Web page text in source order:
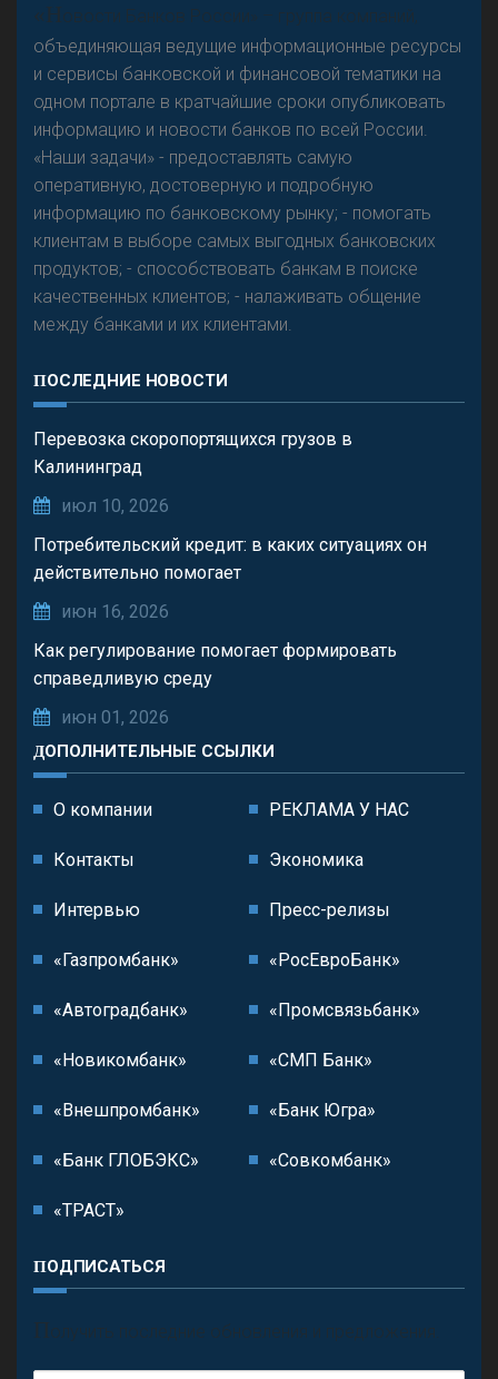
«Н
овости Банков России» – группа компаний,
объединяющая ведущие информационные ресурсы
и сервисы банковской и финансовой тематики на
одном портале в кратчайшие сроки опубликовать
информацию и новости банков по всей России.
«Наши задачи» - предоставлять самую
оперативную, достоверную и подробную
информацию по банковскому рынку; - помогать
клиентам в выборе самых выгодных банковских
продуктов; - способствовать банкам в поиске
качественных клиентов; - налаживать общение
между банками и их клиентами.
ПОСЛЕДНИЕ НОВОСТИ
Перевозка скоропортящихся грузов в
Калининград
июл 10, 2026
Потребительский кредит: в каких ситуациях он
действительно помогает
июн 16, 2026
Как регулирование помогает формировать
справедливую среду
июн 01, 2026
ДОПОЛНИТЕЛЬНЫЕ ССЫЛКИ
О компании РЕКЛАМА У НАС
Контакты Экономика
Интервью Пресс-релизы
«Газпромбанк» «РосЕвроБанк»
«Автоградбанк» «Промсвязьбанк»
«Новикомбанк» «СМП Банк»
«Внешпромбанк» «Банк Югра»
«Банк ГЛОБЭКС» «Совкомбанк»
«ТРАСТ»
ПОДПИСАТЬСЯ
П олучить последние обновления и предложения.